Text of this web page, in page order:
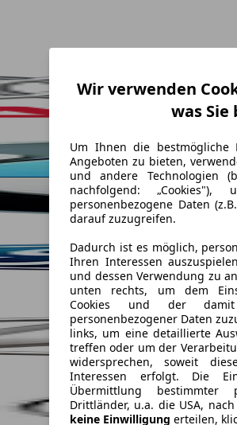
Wir verwenden
was Sie
Um Ihnen die bestmögliche
Angeboten zu bieten,
und andere Technologien
nachfolgend: „Cookies"),
personenbezogene Daten
darauf zuzugreifen.
Dadurch ist es möglich,
Ihren Interessen
und dessen Verwendung zu
unten rechts, um dem
Cookies und der damit
personenbezogener Daten
links, um eine detaillierte
treffen oder um der
widersprechen, soweit
Interessen erfolgt. Die
Übermittlung bestimmter
Drittländer, u.a. die USA, nach
keine Einwilligung erteilen,